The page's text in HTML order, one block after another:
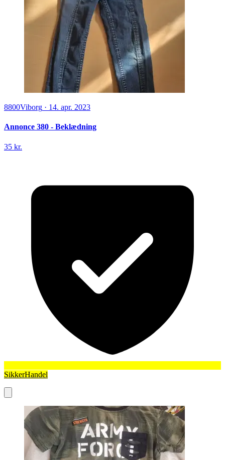
8800Viborg · 14. apr. 2023
Annonce 380 - Beklædning
35 kr.
SikkerHandel